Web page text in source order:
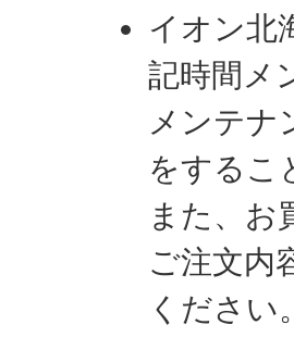
イオン北
記時間メ
メンテナ
をするこ
また、お
ご注文内
ください